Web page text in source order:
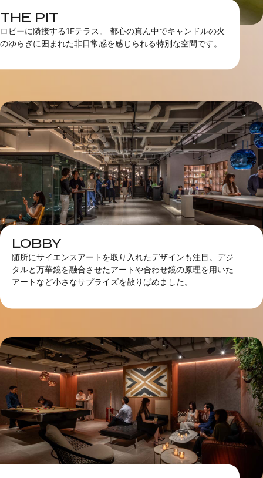
THE PIT
ロビーに隣接する1Fテラス。 都心の真ん中でキャンドルの火
のゆらぎに囲まれた非日常感を感じられる特別な空間です。
LOBBY
随所にサイエンスアートを取り入れたデザインも注目。デジ
タルと万華鏡を融合させたアートや合わせ鏡の原理を用いた
アートなど小さなサプライズを散りばめました。